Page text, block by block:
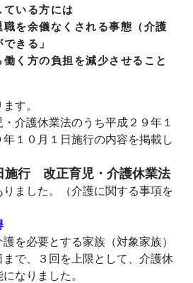
いる方には
を余儀なくされる事態（介護
きる」
く方の負担を減少させること
す。
介護休業法のうち平成２９年１
１０月１日施行の内容を掲載し
施行 改正育児・介護休業法
ました。（介護に関する事項を
を必要とする家族（対象家族）
まで、３回を上限として、介護休
なりました。